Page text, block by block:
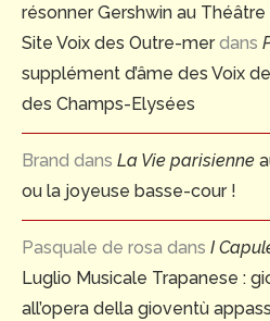
résonner Gershwin au
Site Voix des Outre-merdans
supplément d’âme des Voix
des Champs-Elysées
Brand dans La Vie parisienne
ou la joyeuse basse-cour !
Pasquale de rosa dans I
Luglio Musicale Trapanese :
all’opera della gioventù